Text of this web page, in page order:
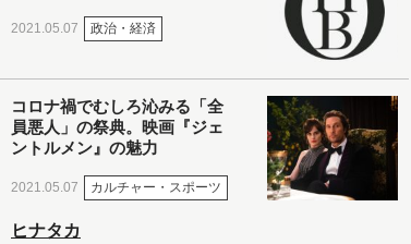
2021.05.07 政治・経済
コロナ禍でむしろ沁みる「全
員悪人」の祭典。映画『ジェ
ントルメン』の魅力
2021.05.07 カルチャー・スポーツ
ヒナタカ